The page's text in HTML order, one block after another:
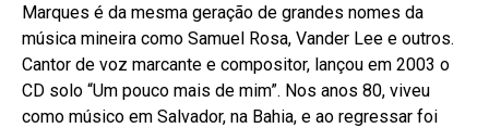
Marques é da mesma geração de grandes nomes da
música mineira como Samuel Rosa, Vander Lee e outros.
Cantor de voz marcante e compositor, lançou em 2003 o
CD solo “Um pouco mais de mim”. Nos anos 80, viveu
como músico em Salvador, na Bahia, e ao regressar foi